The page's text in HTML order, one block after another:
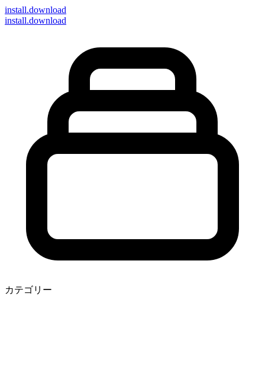
install.download
install.download
カテゴリー